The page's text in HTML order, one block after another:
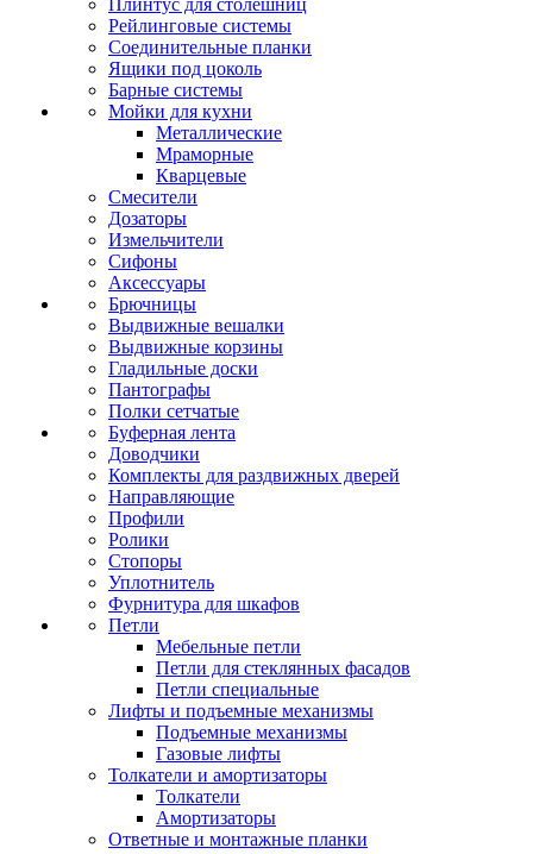
Плинтус для столешниц
Рейлинговые системы
Соединительные планки
Ящики под цоколь
Барные системы
Мойки для кухни
Металлические
Мраморные
Кварцевые
Смесители
Дозаторы
Измельчители
Сифоны
Аксессуары
Брючницы
Выдвижные вешалки
Выдвижные корзины
Гладильные доски
Пантографы
Полки сетчатые
Буферная лента
Доводчики
Комплекты для раздвижных дверей
Направляющие
Профили
Ролики
Стопоры
Уплотнитель
Фурнитура для шкафов
Петли
Мебельные петли
Петли для стеклянных фасадов
Петли специальные
Лифты и подъемные механизмы
Подъемные механизмы
Газовые лифты
Толкатели и амортизаторы
Толкатели
Амортизаторы
Ответные и монтажные планки